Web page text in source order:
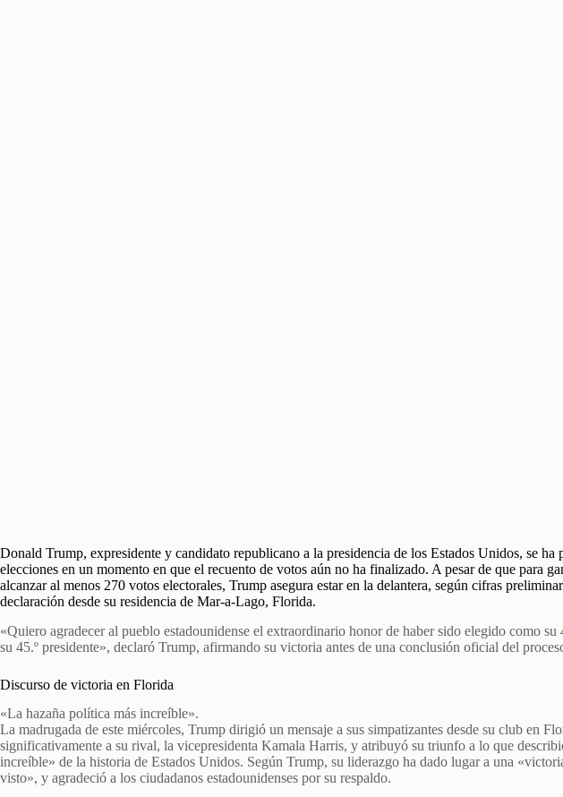
Donald Trump, expresidente y candidato republicano a la presidencia de los Estados Unidos, se ha
elecciones en un momento en que el recuento de votos aún no ha finalizado. A pesar de que para
alcanzar al menos 270 votos electorales, Trump asegura estar en la delantera, según cifras
declaración desde su residencia de Mar-a-Lago, Florida.
«Quiero agradecer al pueblo estadounidense el extraordinario honor de haber sido elegido como su
su 45.º presidente», declaró Trump, afirmando su victoria antes de una conclusión oficial del
Discurso de victoria en Florida
«La hazaña política más increíble».
La madrugada de este miércoles, Trump dirigió un mensaje a sus simpatizantes desde su club en
significativamente a su rival, la vicepresidenta Kamala Harris, y atribuyó su triunfo a lo que
increíble» de la historia de Estados Unidos. Según Trump, su liderazgo ha dado lugar a una
visto», y agradeció a los ciudadanos estadounidenses por su respaldo.